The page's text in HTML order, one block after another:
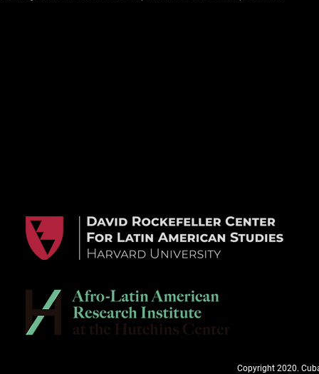
Copyright 2020.